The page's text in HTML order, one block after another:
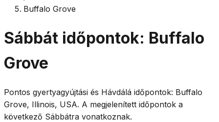
Buffalo Grove
Sábbát időpontok: Buffalo
Grove
Pontos gyertyagyújtási és Hávdálá időpontok: Buffalo
Grove, Illinois, USA. A megjelenített időpontok a
következő Sábbátra vonatkoznak.